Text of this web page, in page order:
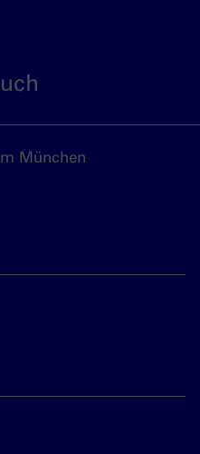
München